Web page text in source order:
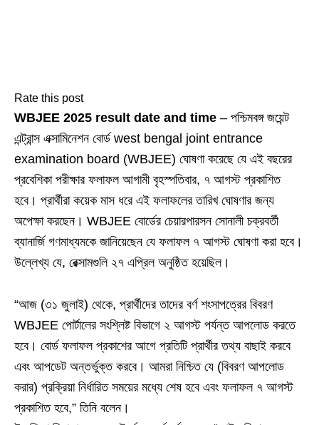
Rate this post
WBJEE 2025 result date and time – পশ্চিমবঙ্গ জয়েন্ট
এন্ট্রান্স এক্সামিনেশন বোর্ড west bengal joint entrance
examination board (WBJEE) ঘোষণা করেছে যে এই বছরের
প্রবেশিকা পরীক্ষার ফলাফল আগামী বৃহস্পতিবার, ৭ আগস্ট প্রকাশিত
হবে। প্রার্থীরা কয়েক মাস ধরে এই ফলাফলের তারিখ ঘোষণার জন্য
অপেক্ষা করছেন। WBJEE বোর্ডের চেয়ারপারসন সোনালী চক্রবর্তী
ব্যানার্জি গণমাধ্যমকে জানিয়েছেন যে ফলাফল ৭ আগস্ট ঘোষণা করা হবে।
উল্লেখ্য যে, রেক্সামগুলি ২৭ এপ্রিল অনুষ্ঠিত হয়েছিল।
“আজ (৩১ জুলাই) থেকে, প্রার্থীদের তাদের বর্ণ শংসাপত্রের বিবরণ
WBJEE পোর্টালের সংশ্লিষ্ট বিভাগে ২ আগস্ট পর্যন্ত আপলোড করতে
হবে। বোর্ড ফলাফল প্রকাশের আগে প্রতিটি প্রার্থীর তথ্য বাছাই করবে
এবং আপডেট অন্তর্ভুক্ত করবে। আমরা নিশ্চিত যে (বিবরণ আপলোড
করার) প্রক্রিয়া নির্ধারিত সময়ের মধ্যে শেষ হবে এবং ফলাফল ৭ আগস্ট
প্রকাশিত হবে,” তিনি বলেন।